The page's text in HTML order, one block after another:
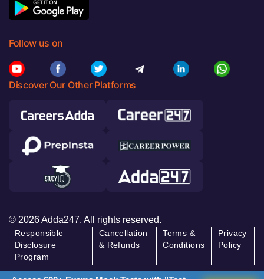
Follow us on
Discover Our Other Platforms
© 2026 Adda247. All rights reserved.
Responsible
Disclosure
Program
Cancellation
& Refunds
Terms &
Conditions
Privacy
Policy